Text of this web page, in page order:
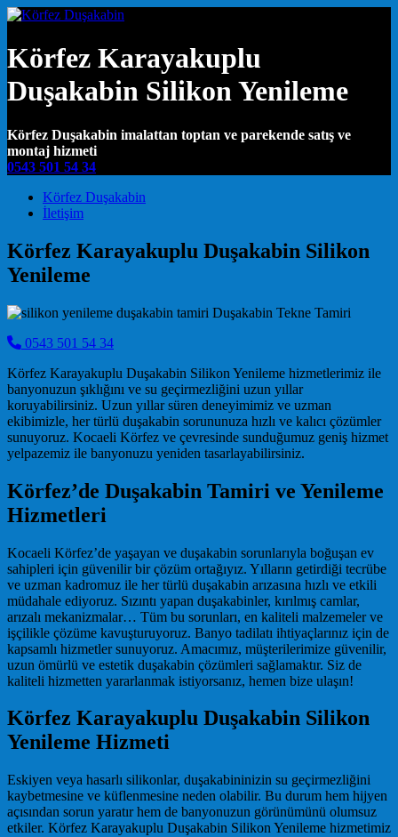
Körfez Karayakuplu
Duşakabin Silikon Yenileme
Körfez Duşakabin imalattan toptan ve parekende satış ve
montaj hizmeti
0543 501 54 34
Main Navigation
Körfez Duşakabin
İletişim
Körfez Karayakuplu Duşakabin Silikon
Yenileme
0543 501 54 34
Körfez Karayakuplu Duşakabin Silikon Yenileme hizmetlerimiz ile
banyonuzun şıklığını ve su geçirmezliğini uzun yıllar
koruyabilirsiniz. Uzun yıllar süren deneyimimiz ve uzman
ekibimizle, her türlü duşakabin sorununuza hızlı ve kalıcı çözümler
sunuyoruz. Kocaeli Körfez ve çevresinde sunduğumuz geniş hizmet
yelpazemiz ile banyonuzu yeniden tasarlayabilirsiniz.
Körfez’de Duşakabin Tamiri ve Yenileme
Hizmetleri
Kocaeli Körfez’de yaşayan ve duşakabin sorunlarıyla boğuşan ev
sahipleri için güvenilir bir çözüm ortağıyız. Yılların getirdiği tecrübe
ve uzman kadromuz ile her türlü duşakabin arızasına hızlı ve etkili
müdahale ediyoruz. Sızıntı yapan duşakabinler, kırılmış camlar,
arızalı mekanizmalar… Tüm bu sorunları, en kaliteli malzemeler ve
işçilikle çözüme kavuşturuyoruz. Banyo tadilatı ihtiyaçlarınız için de
kapsamlı hizmetler sunuyoruz. Amacımız, müşterilerimize güvenilir,
uzun ömürlü ve estetik duşakabin çözümleri sağlamaktır. Siz de
kaliteli hizmetten yararlanmak istiyorsanız, hemen bize ulaşın!
Körfez Karayakuplu Duşakabin Silikon
Yenileme Hizmeti
Eskiyen veya hasarlı silikonlar, duşakabininizin su geçirmezliğini
kaybetmesine ve küflenmesine neden olabilir. Bu durum hem hijyen
açısından sorun yaratır hem de banyonuzun görünümünü olumsuz
etkiler. Körfez Karayakuplu Duşakabin Silikon Yenileme hizmetimiz